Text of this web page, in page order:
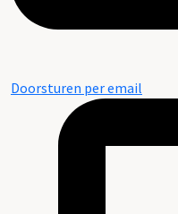
Doorsturen per email